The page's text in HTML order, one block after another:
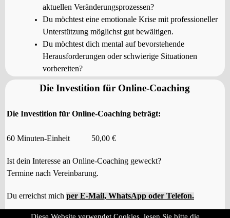
aktuellen Veränderungsprozessen?
Du möchtest eine emotionale Krise mit professioneller
Unterstützung möglichst gut bewältigen.
Du möchtest dich mental auf bevorstehende
Herausforderungen oder schwierige Situationen
vorbereiten?
Die Investition für Online-Coaching
Die Investition für Online-Coaching beträgt:
60 Minuten-Einheit 50,00 €
Ist dein Interesse an Online-Coaching geweckt?
Termine nach Vereinbarung.
Du erreichst mich per E-Mail, WhatsApp oder Telefon.